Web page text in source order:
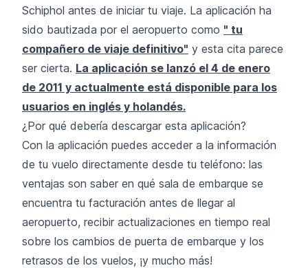
Schiphol antes de iniciar tu viaje. La aplicación ha
sido bautizada por el aeropuerto como " tu
compañero de viaje definitivo" y esta cita parece
ser cierta. La aplicación se lanzó el 4 de enero
de 2011 y actualmente está disponible para los
usuarios en inglés y holandés.
¿Por qué debería descargar esta aplicación?
Con la aplicación puedes acceder a la información
de tu vuelo directamente desde tu teléfono: las
ventajas son saber en qué sala de embarque se
encuentra tu facturación antes de llegar al
aeropuerto, recibir actualizaciones en tiempo real
sobre los cambios de puerta de embarque y los
retrasos de los vuelos, ¡y mucho más!